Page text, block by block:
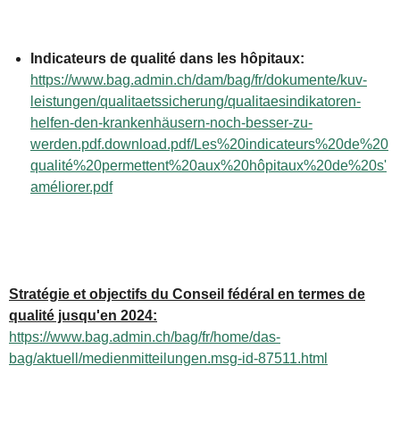
Indicateurs de qualité dans les hôpitaux:
https://www.bag.admin.ch/dam/bag/fr/dokumente/kuv-
leistungen/qualitaetssicherung/qualitaesindikatoren-
helfen-den-krankenhäusern-noch-besser-zu-
werden.pdf.download.pdf/Les%20indicateurs%20de%20
qualité%20permettent%20aux%20hôpitaux%20de%20s'
améliorer.pdf
Stratégie et objectifs du Conseil fédéral en termes de
qualité jusqu'en 2024:
https://www.bag.admin.ch/bag/fr/home/das-
bag/aktuell/medienmitteilungen.msg-id-87511.html